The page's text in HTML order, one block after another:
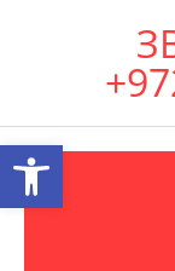
Открыть панель